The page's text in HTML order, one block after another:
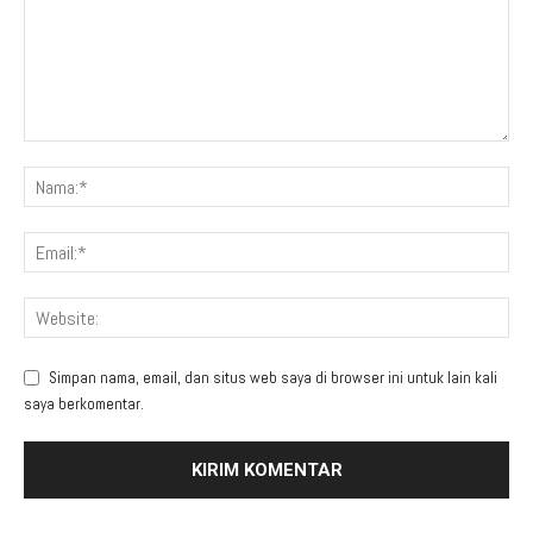
Simpan nama, email, dan situs web saya di browser ini untuk lain kali
saya berkomentar.